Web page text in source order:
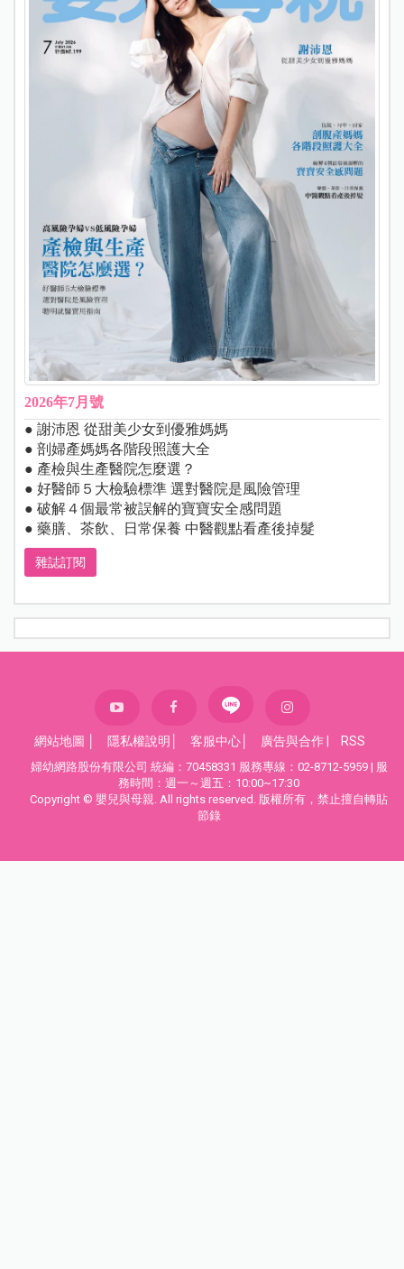
2026年7月號
● 謝沛恩 從甜美少女到優雅媽媽
● 剖婦產媽媽各階段照護大全
● 產檢與生產醫院怎麼選？
● 好醫師５大檢驗標準 選對醫院是風險管理
● 破解４個最常被誤解的寶寶安全感問題
● 藥膳、茶飲、日常保養 中醫觀點看產後掉髮
雜誌訂閱
網站地圖 隱私權說明 客服中心 廣告與合作 RSS
婦幼網路股份有限公司 統編：70458331 服務專線：02-8712-5959 | 服
務時間：週一～週五：10:00~17:30
Copyright © 嬰兒與母親. All rights reserved. 版權所有，禁止擅自轉貼
節錄